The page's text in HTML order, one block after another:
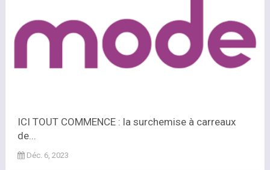
ICI TOUT COMMENCE : la surchemise à carreaux
de...
Déc. 6, 2023